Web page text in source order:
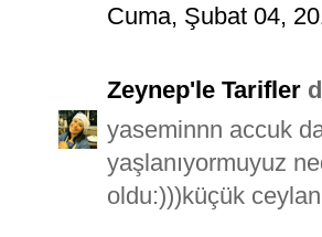
Cuma, Şubat 04,
Zeynep'le Tarifler
yaseminnn accuk
yaşlanıyormuyuz
oldu:)))küçük